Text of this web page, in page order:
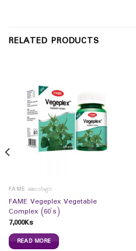
RELATED PRODUCTS
FAME ဆေးဝါးများ
FAME Vegeplex Vegetable
Complex (60`s)
7,000Ks
READ MORE